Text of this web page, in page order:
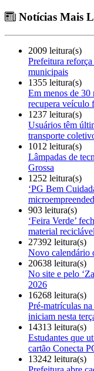
Notícias Mais
2009 leitura(s)
Prefeitura
municipais
1355 leitura(s)
Em menos de
recupera veículo
1237 leitura(s)
Usuários têm
transporte
1012 leitura(s)
Lâmpadas de
Grossa
1252 leitura(s)
‘PG Bem
903 leitura(s)
‘Feira Verde’
material
27392 leitura(s)
Novo calendário
20638 leitura(s)
No site e pelo
2026
16268 leitura(s)
Pré-matrículas
iniciam nesta
14313 leitura(s)
Estudantes que
cartão Conecta
13242 leitura(s)